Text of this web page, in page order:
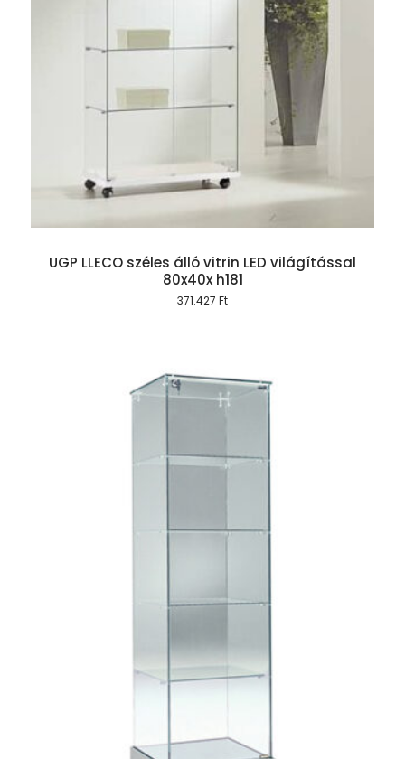
UGP LLECO széles álló vitrin LED világítással
80x40x h181
371.427 Ft